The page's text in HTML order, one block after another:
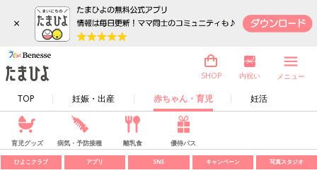
×
TOP 妊娠・出産 赤ちゃん・育児 妊活
SHOP 内祝い メニュー
育児グッズ 病気・予防接種 離乳食 優待パス
ひよこクラブ アプリ SNS キャンペーン 写真スタジオ